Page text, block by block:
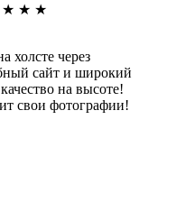
★ ★ ★
холсте через
сайт и широкий
на высоте!
свои фотографии!